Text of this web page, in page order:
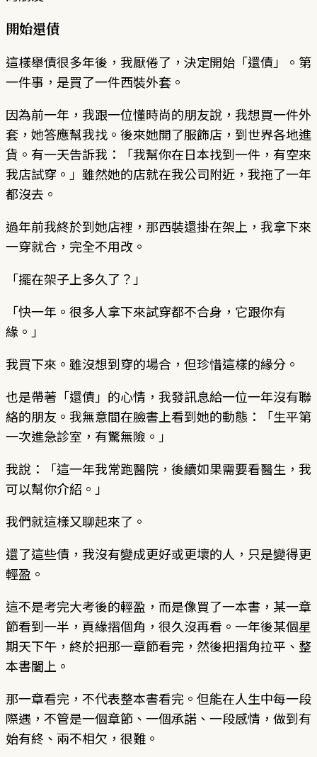
開始還債
這樣舉債很多年後，我厭倦了，決定開始「還債」。第
一件事，是買了一件西裝外套。
因為前一年，我跟一位懂時尚的朋友說，我想買一件外
套，她答應幫我找。後來她開了服飾店，到世界各地進
貨。有一天告訴我：「我幫你在日本找到一件，有空來
我店試穿。」雖然她的店就在我公司附近，我拖了一年
都沒去。
過年前我終於到她店裡，那西裝還掛在架上，我拿下來
一穿就合，完全不用改。
「擺在架子上多久了？」
「快一年。很多人拿下來試穿都不合身，它跟你有
緣。」
我買下來。雖沒想到穿的場合，但珍惜這樣的緣分。
也是帶著「還債」的心情，我發訊息給一位一年沒有聯
絡的朋友。我無意間在臉書上看到她的動態：「生平第
一次進急診室，有驚無險。」
我說：「這一年我常跑醫院，後續如果需要看醫生，我
可以幫你介紹。」
我們就這樣又聊起來了。
還了這些債，我沒有變成更好或更壞的人，只是變得更
輕盈。
這不是考完大考後的輕盈，而是像買了一本書，某一章
節看到一半，頁緣摺個角，很久沒再看。一年後某個星
期天下午，終於把那一章節看完，然後把摺角拉平、整
本書闔上。
那一章看完，不代表整本書看完。但能在人生中每一段
際遇，不管是一個章節、一個承諾、一段感情，做到有
始有終、兩不相欠，很難。